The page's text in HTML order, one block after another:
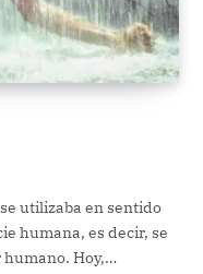
utilizaba en sentido
humana, es decir, se
humano. Hoy,…